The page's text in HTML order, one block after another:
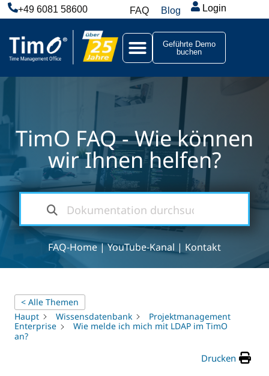
+49 6081 58600 FAQ Blog Login
Geführte Demo
buchen
TimO FAQ - Wie können
wir Ihnen helfen?
FAQ-Home|YouTube-Kanal | Kontakt
< Alle Themen
Haupt
Wissensdatenbank
Projektmanagement
Enterprise
Wie melde ich mich mit LDAP im TimO
an?
Drucken